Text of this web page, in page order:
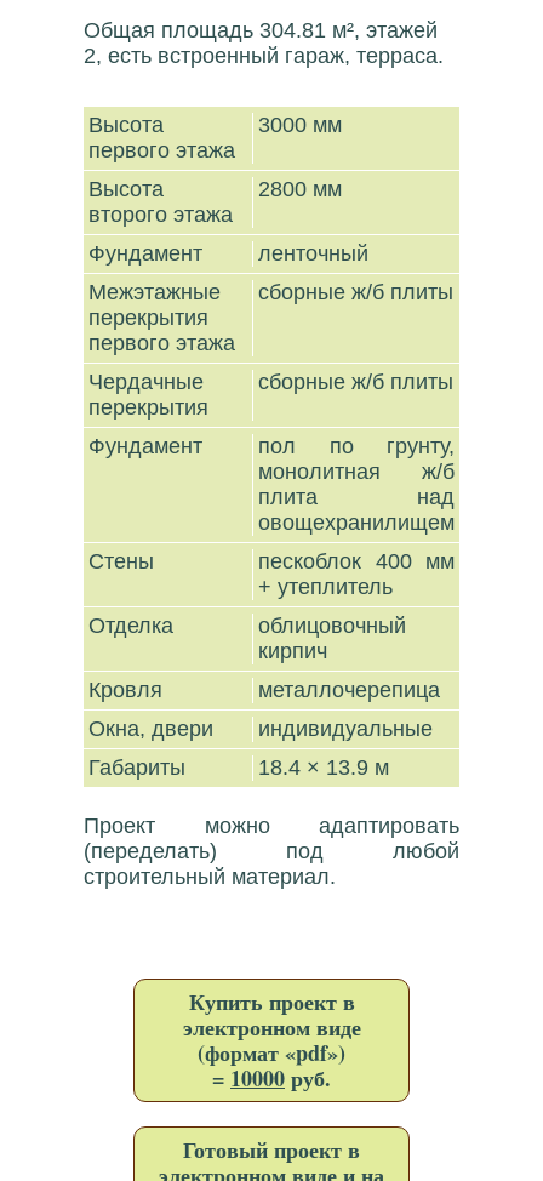
Общая площадь 304.81 м², этажей
2, есть встроенный гараж, терраса.
Высота
первого этажа
3000 мм
Высота
второго этажа
2800 мм
Фундамент
ленточный
Межэтажные
перекрытия
первого этажа
сборные ж/б плиты
Чердачные
перекрытия
сборные ж/б плиты
Фундамент
пол по грунту,
монолитная ж/б
плита над
овощехранилищем
Стены
пескоблок 400 мм
+ утеплитель
Отделка
облицовочный
кирпич
Кровля
металлочерепица
Окна, двери
индивидуальные
Габариты
18.4 × 13.9 м
Проект можно адаптировать
(переделать) под любой
строительный материал.
Купить проект в
электронном виде
(формат «pdf»)
= 10000руб.
Готовый проект в